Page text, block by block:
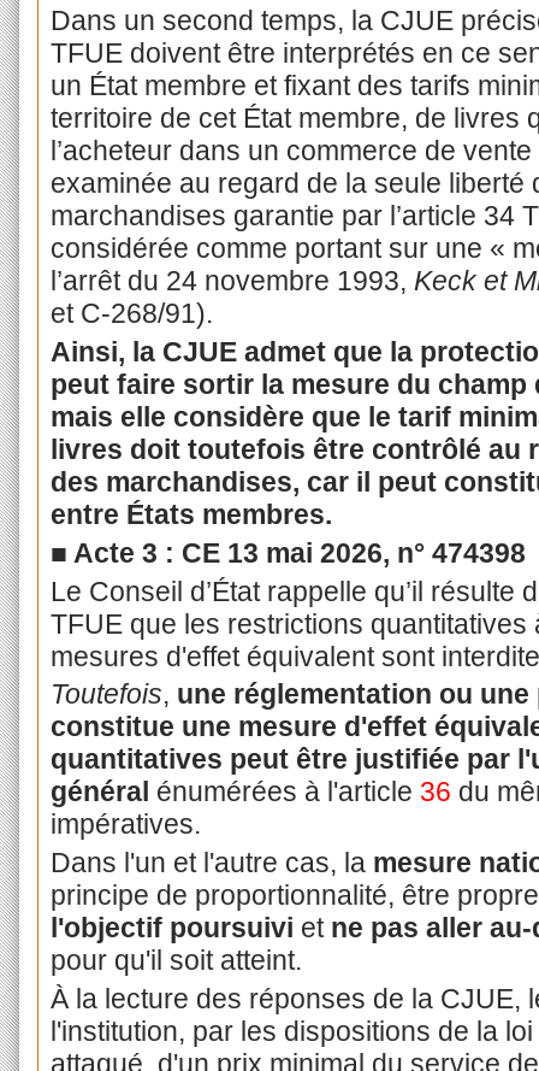
Dans un second temps, la CJUE
TFUE doivent être interprétés en ce
un État membre et fixant des tarifs
territoire de cet État membre, de livres
l’acheteur dans un commerce de
examinée au regard de la seule liberté
marchandises garantie par l’article 34
considérée comme portant sur une «
l’arrêt du 24 novembre 1993, Keck et
et C‑268/91).
Ainsi, la CJUE admet que la
peut faire sortir la mesure du
mais elle considère que le tarif
livres doit toutefois être contrôlé au
des marchandises, car il peut
entre États membres.
■ Acte 3 : CE 13 mai 2026, n° 474398
Le Conseil d’État rappelle qu’il résulte
TFUE que les restrictions
mesures d'effet équivalent sont
Toutefois, une réglementation ou
constitue une mesure d'effet
quantitatives peut être justifiée par
général énumérées à l'article 36 du
impératives.
Dans l'un et l'autre cas, la mesure
principe de proportionnalité, être
l'objectif poursuivi et ne pas aller au-
pour qu'il soit atteint.
À la lecture des réponses de la CJUE,
l'institution, par les dispositions de la
attaqué, d'un prix minimal du service